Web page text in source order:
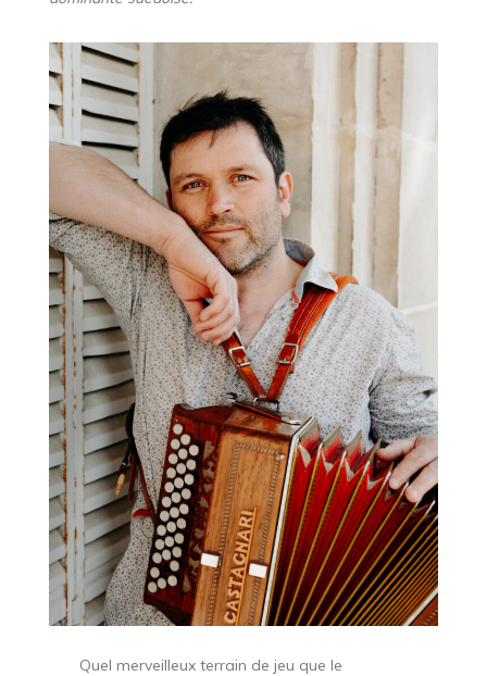
Quel merveilleux terrain de jeu que le